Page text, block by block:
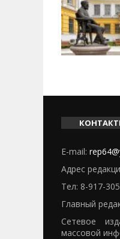
E-mail:
Адрес
Тел: 8-917-
Главный
Сетевое
массовой